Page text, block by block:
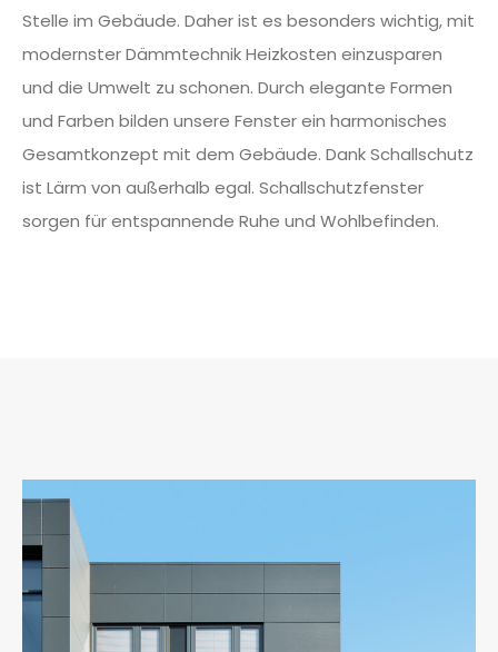
Stelle im Gebäude. Daher ist es besonders wichtig, mit
modernster Dämmtechnik Heizkosten einzusparen
und die Umwelt zu schonen. Durch elegante Formen
und Farben bilden unsere Fenster ein harmonisches
Gesamtkonzept mit dem Gebäude. Dank Schallschutz
ist Lärm von außerhalb egal. Schallschutzfenster
sorgen für entspannende Ruhe und Wohlbefinden.